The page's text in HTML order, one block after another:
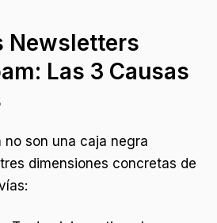
Newsletters
Las 3 Causas
no son una caja negra
dimensiones concretas de